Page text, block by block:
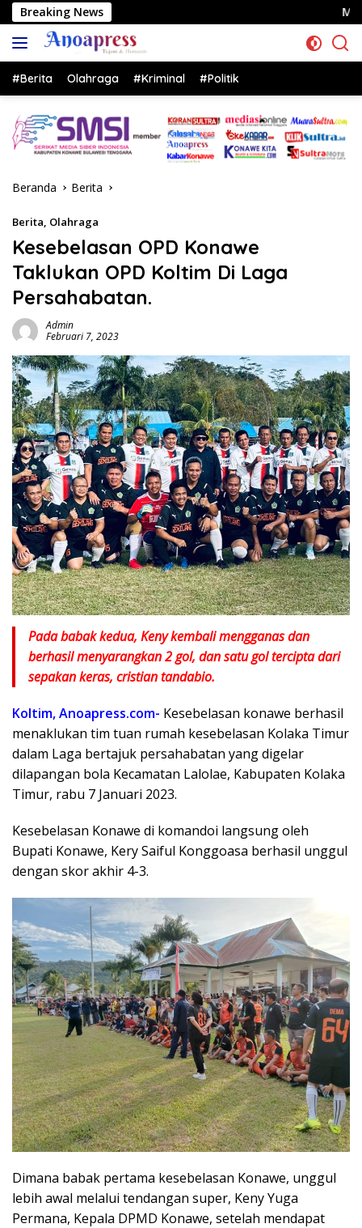
Langsung
ke
konten
Breaking News Muhammad Wadio
#Berita Olahraga #Kriminal #Politik
Beranda Berita
Berita, Olahraga
Kesebelasan OPD Konawe
Taklukan OPD Koltim Di Laga
Persahabatan.
Admin
Februari 7, 2023
Pada babak kedua, Keny kembali mengganas dan
berhasil menyarangkan 2 gol, dan satu gol tercipta dari
sepakan keras, cristian tandabio.
Koltim, Anoapress.com- Kesebelasan konawe berhasil
menaklukan tim tuan rumah kesebelasan Kolaka Timur
dalam Laga bertajuk persahabatan yang digelar
dilapangan bola Kecamatan Lalolae, Kabupaten Kolaka
Timur, rabu 7 Januari 2023.
Kesebelasan Konawe di komandoi langsung oleh
Bupati Konawe, Kery Saiful Konggoasa berhasil unggul
dengan skor akhir 4-3.
Dimana babak pertama kesebelasan Konawe, unggul
lebih awal melalui tendangan super, Keny Yuga
Permana, Kepala DPMD Konawe, setelah mendapat